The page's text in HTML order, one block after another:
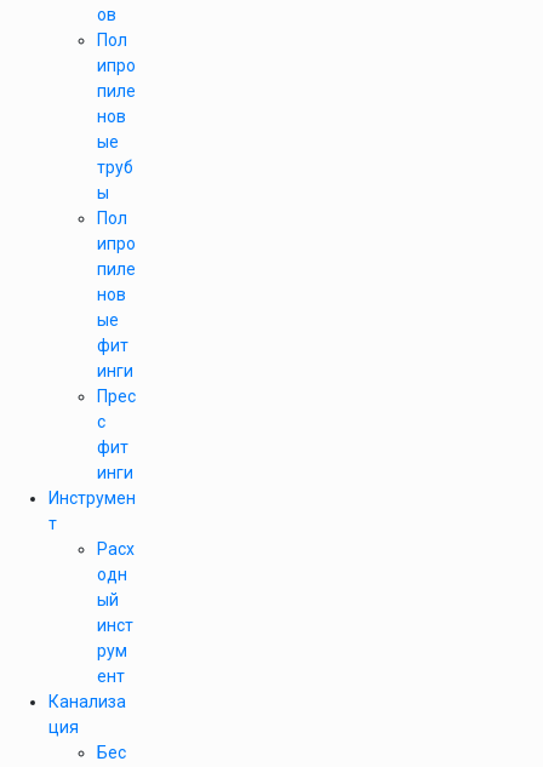
ов
Пол
ипро
пиле
нов
ые
труб
ы
Пол
ипро
пиле
нов
ые
фит
инги
Прес
с
фит
инги
Инструмен
т
Расх
одн
ый
инст
рум
ент
Канализа
ция
Бес